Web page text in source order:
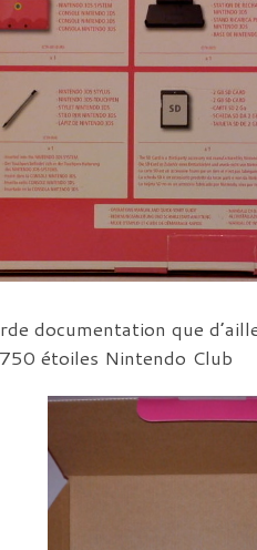
documentation que
étoiles Nintendo Club